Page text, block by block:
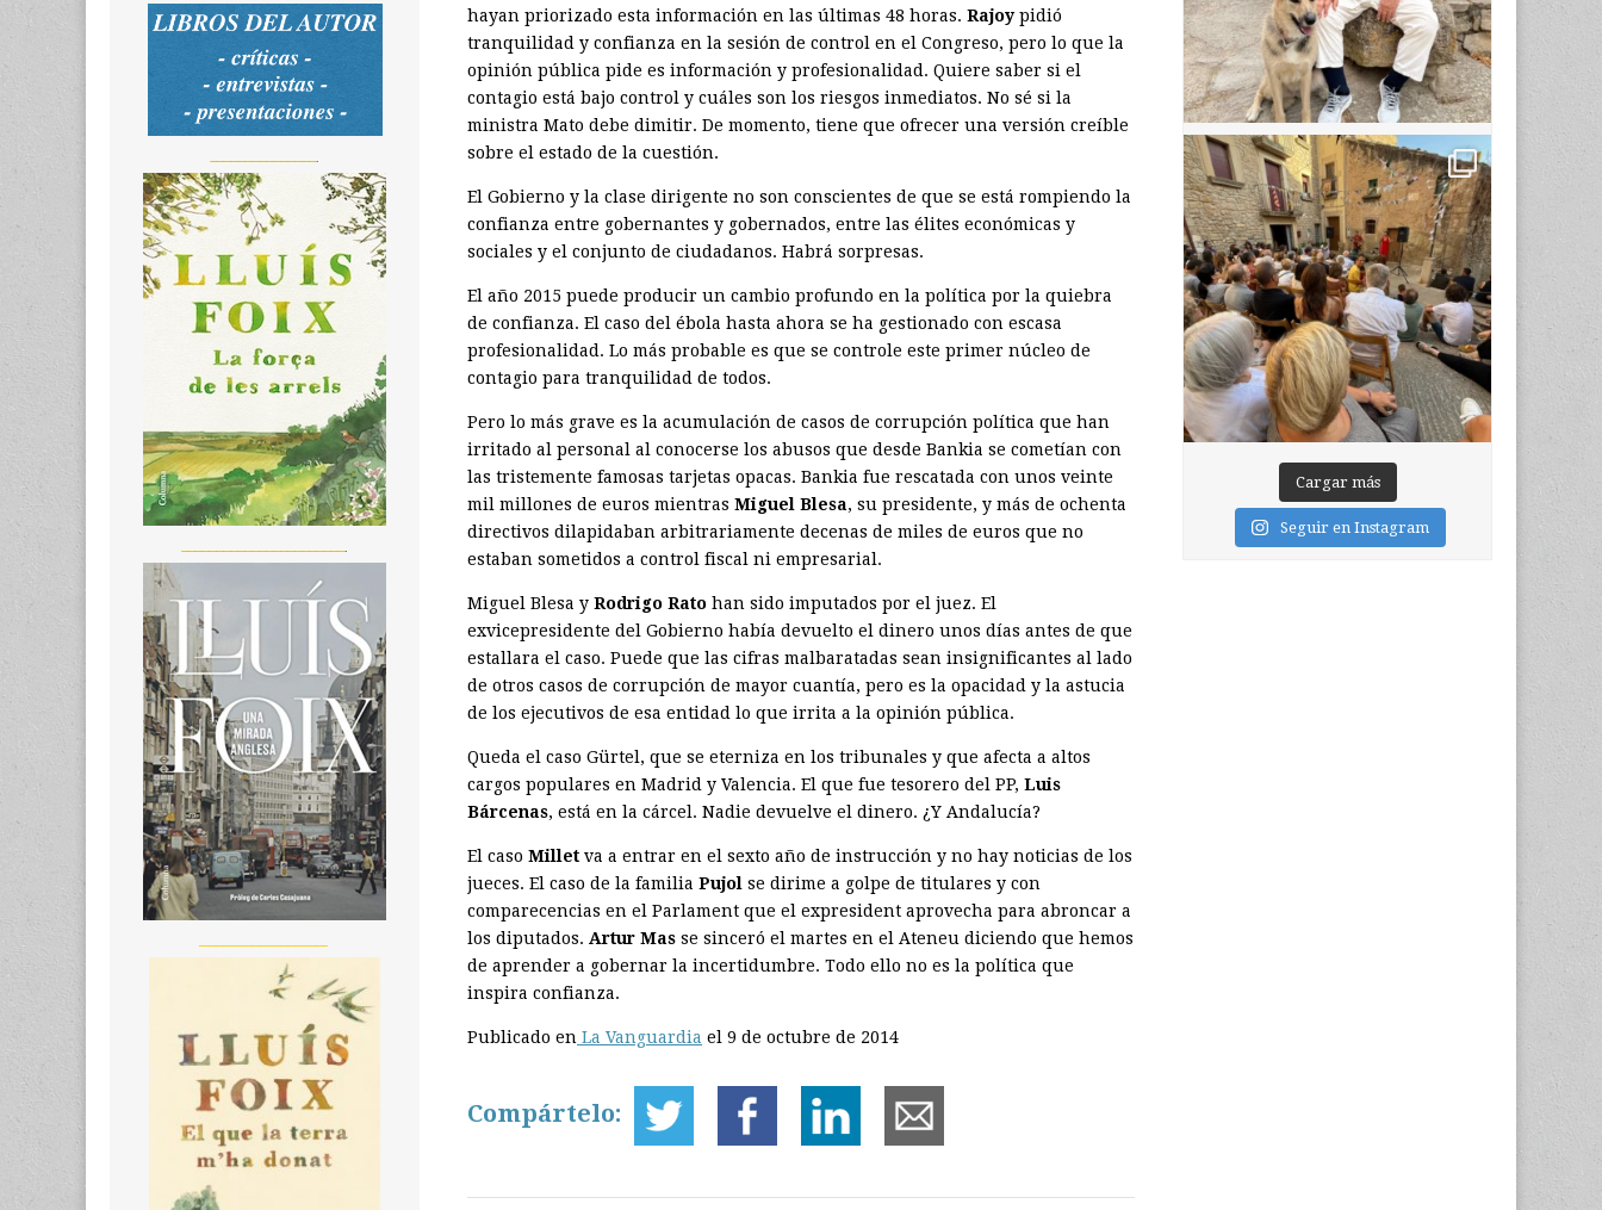
hayan priorizado esta información en las últimas 48 horas. Rajoypidió
tranquilidad y confianza en la sesión de control en el Congreso, pero lo que la
opinión pública pide es información y profesionalidad. Quiere saber si el
contagio está bajo control y cuáles son los riesgos inmediatos. No sé si la
ministra Mato debe dimitir. De momento, tiene que ofrecer una versión creíble
sobre el estado de la cuestión.
El Gobierno y la clase dirigente no son conscientes de que se está rompiendo la
confianza entre gobernantes y gobernados, entre las élites económicas y
sociales y el conjunto de ciudadanos. Habrá sorpresas.
El año 2015 puede producir un cambio profundo en la política por la quiebra
de confianza. El caso del ébola hasta ahora se ha gestionado con escasa
profesionalidad. Lo más probable es que se controle este primer núcleo de
contagio para tranquilidad de todos.
Pero lo más grave es la acumulación de casos de corrupción política que han
irritado al personal al conocerse los abusos que desde Bankia se cometían con
las tristemente famosas tarjetas opacas. Bankia fue rescatada con unos veinte
mil millones de euros mientras Miguel Blesa, su presidente, y más de ochenta
directivos dilapidaban arbitrariamente decenas de miles de euros que no
estaban sometidos a control fiscal ni empresarial.
Miguel Blesa y Rodrigo Rato han sido imputados por el juez. El
exvicepresidente del Gobierno había devuelto el dinero unos días antes de que
estallara el caso. Puede que las cifras malbaratadas sean insignificantes al lado
de otros casos de corrupción de mayor cuantía, pero es la opacidad y la astucia
de los ejecutivos de esa entidad lo que irrita a la opinión pública.
Queda el caso Gürtel, que se eterniza en los tribunales y que afecta a altos
cargos populares en Madrid y Valencia. El que fue tesorero del PP, Luis
Bárcenas, está en la cárcel. Nadie devuelve el dinero. ¿Y Andalucía?
El caso Millet va a entrar en el sexto año de instrucción y no hay noticias de los
jueces. El caso de la familia Pujol se dirime a golpe de titulares y con
comparecencias en el Parlament que el expresident aprovecha para abroncar a
los diputados. Artur Mas se sinceró el martes en el Ateneu diciendo que hemos
de aprender a gobernar la incertidumbre. Todo ello no es la política que
inspira confianza.
Publicado en La Vanguardia el 9 de octubre de 2014
Compártelo:
Cargar más
Seguir en Instagram